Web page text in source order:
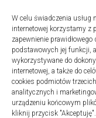
W celu świadczenia
internetowej korzystamy z
zapewnienie
podstawowych jej funkcji,
wykorzystywane do
internetowej, a także do
cookies podmiotów
analitycznych i
urządzeniu końcowym
kliknij przycisk